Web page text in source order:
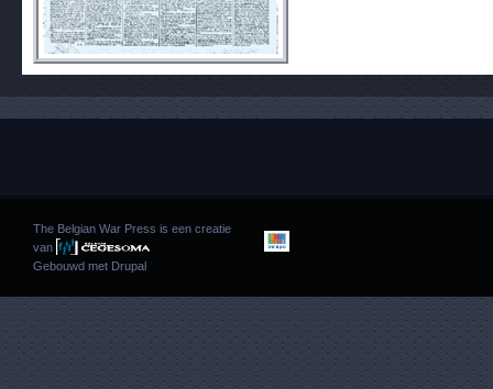
The Belgian War Press is een creatie
van
Gebouwd met Drupal